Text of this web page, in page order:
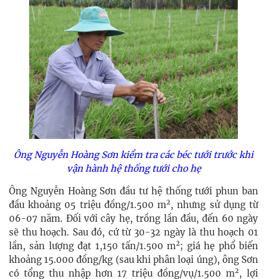
Ông Nguyễn Hoàng Sơn kiểm tra các béc tưới trước khi
vận hành hệ thống tưới cho hẹ
Ông Nguyễn Hoàng Sơn đầu tư hệ thống tưới phun ban
đầu khoảng 05 triệu đồng/1.500 m2, nhưng sử dụng từ
06-07 năm. Đối với cây hẹ, trồng lần đầu, đến 60 ngày
sẽ thu hoạch. Sau đó, cứ từ 30-32 ngày là thu hoạch 01
lần, sản lượng đạt 1,150 tấn/1.500 m2; giá hẹ phổ biến
khoảng 15.000 đồng/kg (sau khi phân loại úng), ông Sơn
có tổng thu nhập hơn 17 triệu đồng/vụ/1.500 m2, lợi